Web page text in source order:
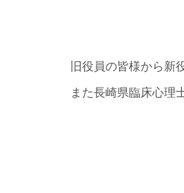
旧役員の皆様から新
また長崎県臨床心理